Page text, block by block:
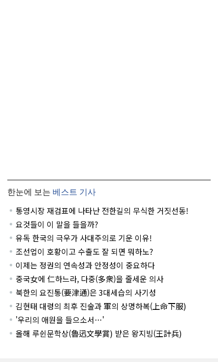
한눈에 보는 베스트 기사
통영시장 재검표에 나타난 전한길의 무식한 거짓선동!
요것들이 이 말을 들을까?
유독 한국의 극우가 사대주의로 기운 이유!
조선업이 호황이고 수출도 잘 되면 뭐하노?
이제는 정권의 연속성과 안정성이 중요하다
중국女에 仁하느라, 다중(多衆)을 줄세운 의사
북한의 요진통(要津通)은 3대세습의 사기성
김현태 대령의 최후 진술과 軍의 상명하복(上命下服)
'우리의 애원을 들으소서…'
올해 루쉰문학상(魯迅文學賞) 받은 왕지빙(王計兵)